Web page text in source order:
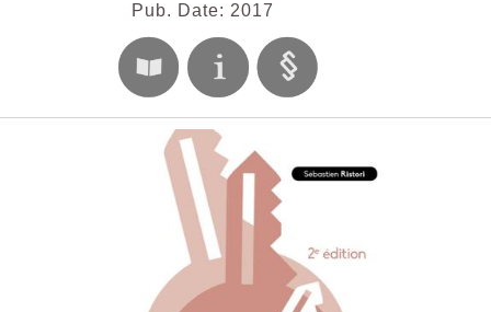
Pub. Date: 2017